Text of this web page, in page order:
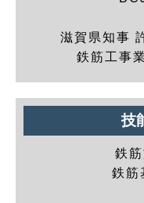
滋賀県知事
鉄筋工事
技
鉄
鉄筋